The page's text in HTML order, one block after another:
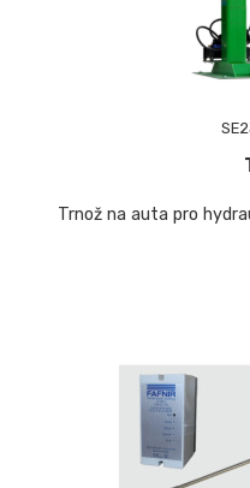
Trnož na auta pro